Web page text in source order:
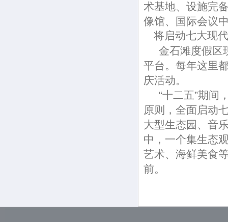
术基地、设施完
像馆、国际会议
将启动七大现
金石滩度假区
平台。每年这里
庆活动。
“十二五”期间
原则，全面启动
大型生态园、音
中，一个集生态
艺术、海鲜美食
前。